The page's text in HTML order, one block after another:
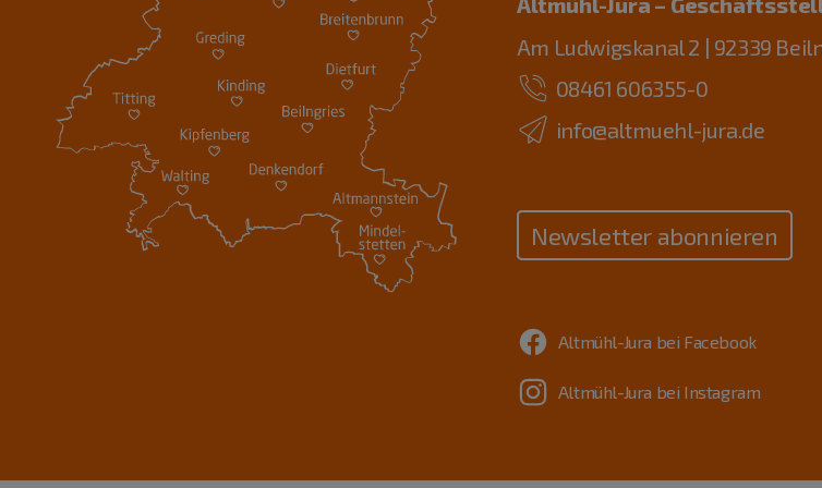
Am Ludwigskanal 2 | 92339
08461 606355-0
info@altmuehl-jura.de
Newsletter abonnieren
Altmühl-Jura bei Facebook
Altmühl-Jura bei Instagram